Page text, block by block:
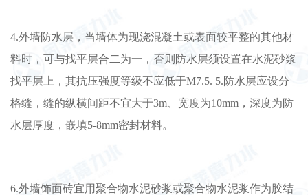
4.外墙防水层，当墙体为现浇混凝土或表面较平整的其他材
料时，可与找平层合二为一，否则防水层须设置在水泥砂浆
找平层上，其抗压强度等级不应低于M7.5. 5.防水层应设分
格缝，缝的纵横间距不宜大于3m、宽度为10mm，深度为防
水层厚度，嵌填5-8mm密封材料。
6.外墙饰面砖宜用聚合物水泥砂浆或聚合物水泥浆作为胶结